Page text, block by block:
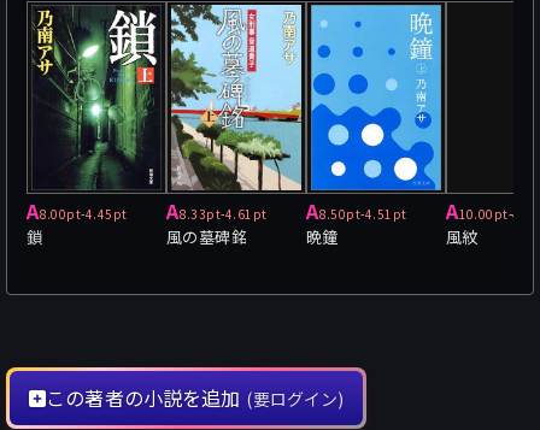
A8.00pt-4.45pt
鎖
A8.33pt-4.61pt
風の墓碑銘
A8.50pt-4.51pt
晩鐘
A10.00pt-
風紋
この著者の小説を追加 (要ログイン)